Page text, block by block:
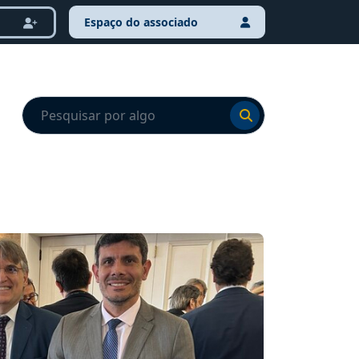
Espaço do associado
Ir para o resultado
Ir para o resultado